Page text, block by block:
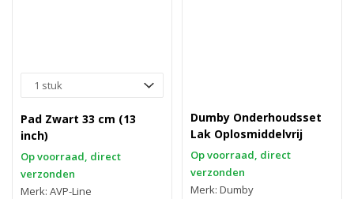
Pad Zwart 33 cm (13
inch)
Op voorraad, direct
verzonden
Merk: AVP-Line
Dumby Onderhoudsset
Lak Oplosmiddelvrij
Op voorraad, direct
verzonden
Merk: Dumby